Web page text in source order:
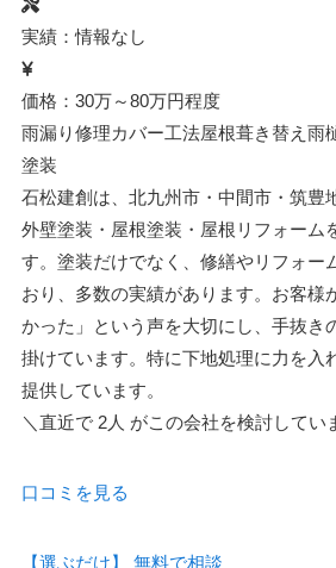
実績：情報なし
価格：30万～80万円程度
雨漏り修理カバー工法屋根葺き替え 雨
塗装
石松建創は、北九州市・中間市・筑豊
外壁塗装・屋根塗装・屋根リフォーム
す。塗装だけでなく、修繕やリフォー
おり、多数の実績があります。お客様
かった」という声を大切にし、手抜き
掛けています。特に下地処理に力を入
提供しています。
＼直近で 2人 がこの会社を検討してい
口コミを見る
【選ぶだけ】 無料で相談